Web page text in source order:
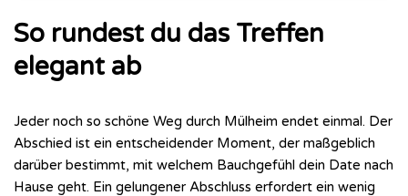
So rundest du das Treffen
elegant ab
Jeder noch so schöne Weg durch Mülheim endet einmal. Der
Abschied ist ein entscheidender Moment, der maßgeblich
darüber bestimmt, mit welchem Bauchgefühl dein Date nach
Hause geht. Ein gelungener Abschluss erfordert ein wenig